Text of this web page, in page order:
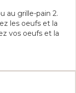
au grille-pain 2.
les oeufs et la
vos oeufs et la